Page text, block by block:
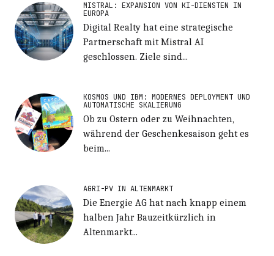
MISTRAL: EXPANSION VON KI-DIENSTEN IN
EUROPA
Digital Realty hat eine strategische
Partnerschaft mit Mistral AI
geschlossen. Ziele sind...
KOSMOS UND IBM: MODERNES DEPLOYMENT UND
AUTOMATISCHE SKALIERUNG
Ob zu Ostern oder zu Weihnachten,
während der Geschenkesaison geht es
beim...
AGRI-PV IN ALTENMARKT
Die Energie AG hat nach knapp einem
halben Jahr Bauzeitkürzlich in
Altenmarkt...